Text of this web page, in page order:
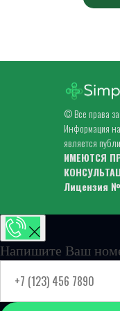
© Все права
Информация
является
ИМЕЮТСЯ
Лицензия №
Напишите Ваш